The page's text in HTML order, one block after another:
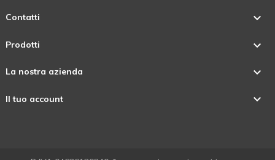
Contatti 
Prodotti 
La nostra azienda 
Il tuo account 